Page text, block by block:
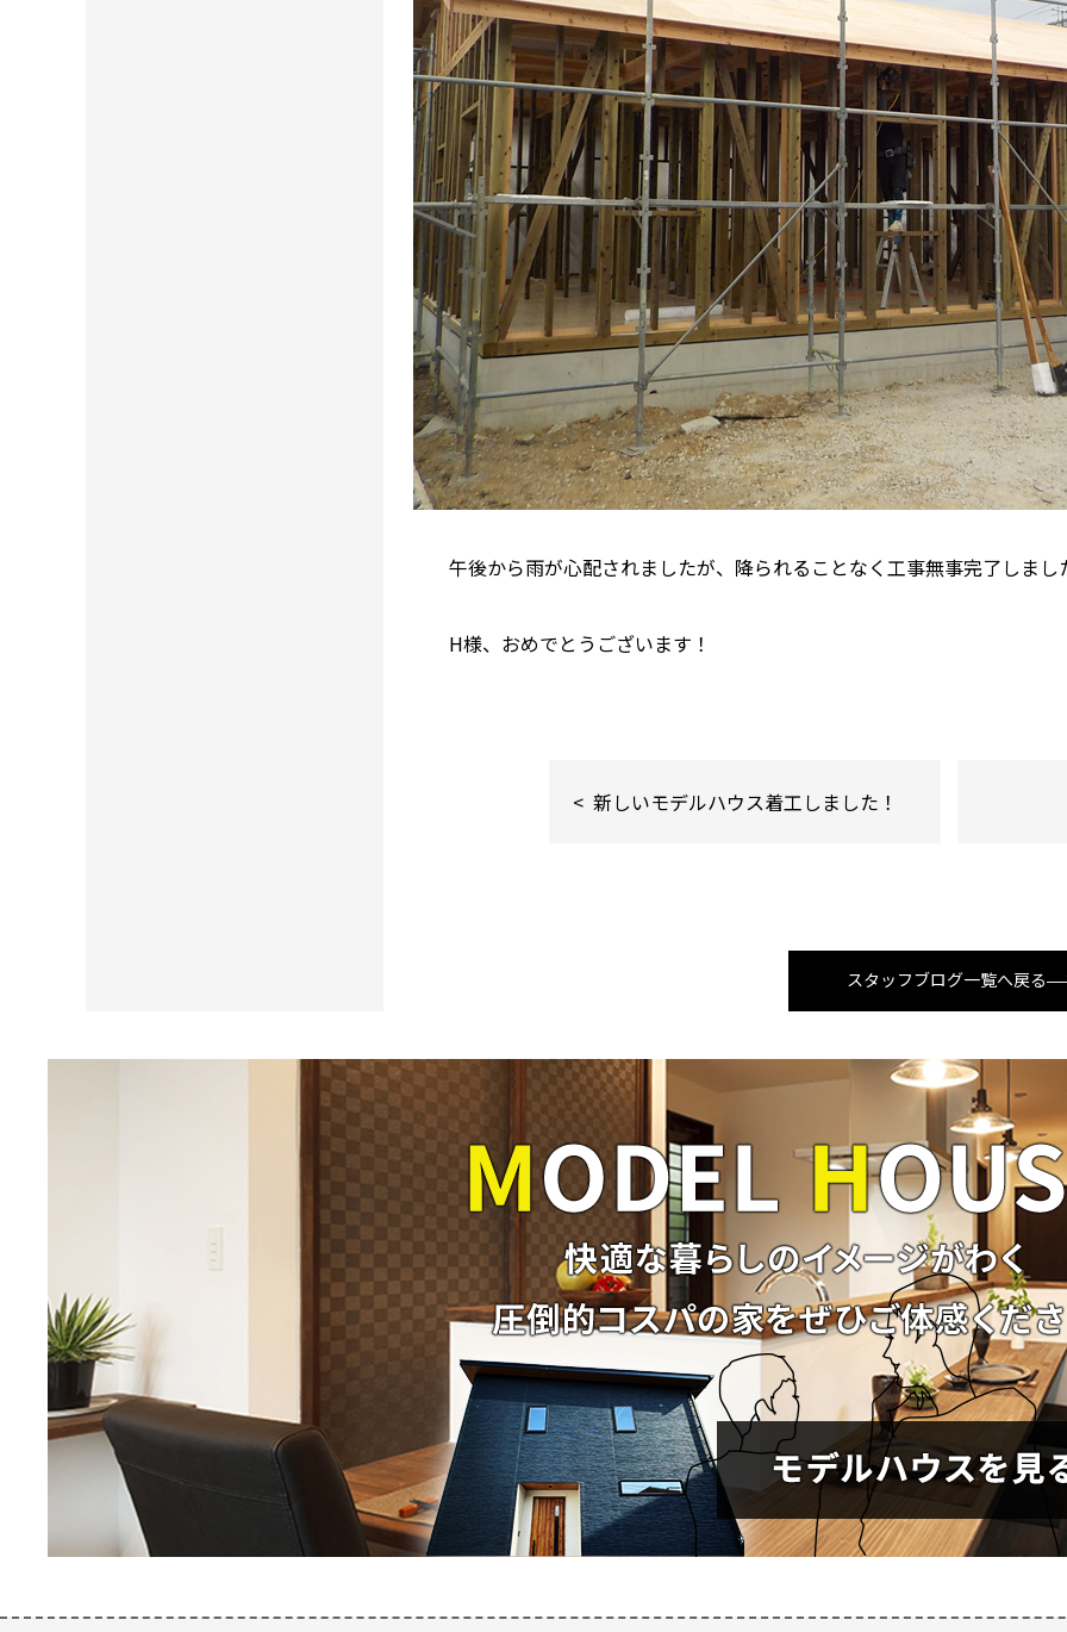
午後から雨が心配されましたが、降られることなく工事無事完了しまし
H様、おめでとうございます！
新しいモデルハウス着工しました！
スタッフブログ一覧へ戻る